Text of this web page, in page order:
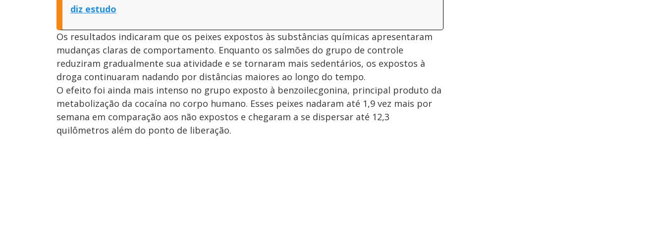
diz estudo
Os resultados indicaram que os peixes expostos às substâncias químicas apresentaram
mudanças claras de comportamento. Enquanto os salmões do grupo de controle
reduziram gradualmente sua atividade e se tornaram mais sedentários, os expostos à
droga continuaram nadando por distâncias maiores ao longo do tempo.
O efeito foi ainda mais intenso no grupo exposto à benzoilecgonina, principal produto da
metabolização da cocaína no corpo humano. Esses peixes nadaram até 1,9 vez mais por
semana em comparação aos não expostos e chegaram a se dispersar até 12,3
quilômetros além do ponto de liberação.